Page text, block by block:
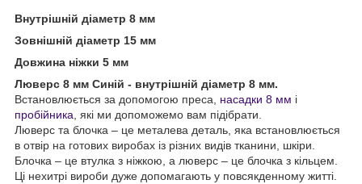
Внутрішній діаметр 8 мм
Зовнішній діаметр 15 мм
Довжина ніжки 5 мм
Люверс 8 мм Синій - внутрішній діаметр 8 мм.
Встановлюється за допомогою преса, насадки 8 мм і
пробійника, які ми допоможемо вам підібрати.
Люверс та блочка – це металева деталь, яка встановлюється
в отвір на готових виробах із різних видів тканини, шкіри.
Блочка – це втулка з ніжкою, а люверс – це блочка з кільцем.
Ці нехитрі вироби дуже допомагають у повсякденному житті.